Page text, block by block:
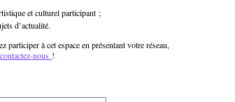
et culturel participant ;
d’actualité.
participer à cet espace en présentant votre réseau,
contactez-nous !